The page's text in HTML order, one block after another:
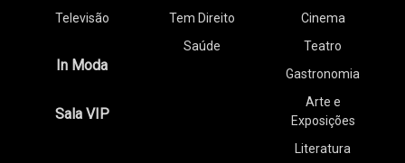
Televisão
In Moda
Sala VIP
Tem Direito
Saúde
Cinema
Teatro
Gastronomia
Arte e
Exposições
Literatura